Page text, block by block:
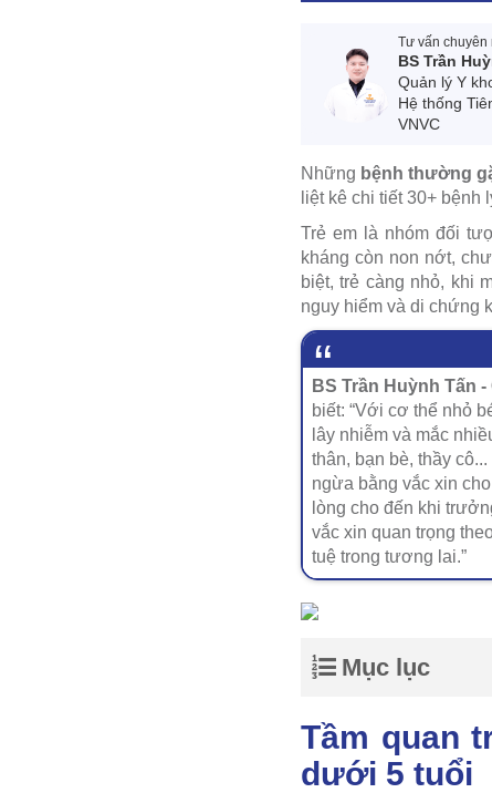
Tư vấn chuyên
BS Trần
Quản lý Y
Hệ thống
VNVC
Những bệnh thường
liệt kê chi tiết 30+
Trẻ em là nhóm đối
kháng còn non nớt,
biệt, trẻ càng nhỏ, khi
nguy hiểm và di chứng
BS Trần Huỳnh Tấn
biết: “Với cơ thể nhỏ
lây nhiễm và mắc
thân, bạn bè, thầy
ngừa bằng vắc xin
lòng cho đến khi
vắc xin quan trọng
tuệ trong tương lai.”
Mục lục
Tầm quan
dưới 5 tuổi